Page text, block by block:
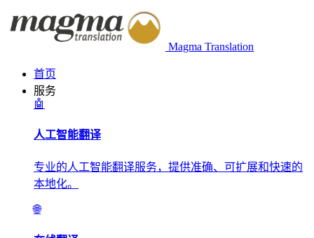
Magma Translation
首页
服务
🤖
人工智能翻译
专业的人工智能翻译服务，提供准确、可扩展和快速的
本地化。
🌐